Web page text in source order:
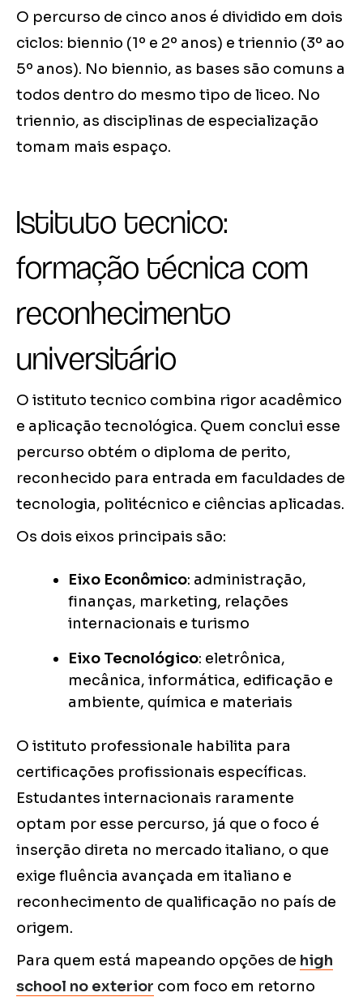
O percurso de cinco anos é dividido em dois
ciclos: biennio (1º e 2º anos) e triennio (3º ao
5º anos). No biennio, as bases são comuns a
todos dentro do mesmo tipo de liceo. No
triennio, as disciplinas de especialização
tomam mais espaço.
Istituto tecnico:
formação técnica com
reconhecimento
universitário
O istituto tecnico combina rigor acadêmico
e aplicação tecnológica. Quem conclui esse
percurso obtém o diploma de perito,
reconhecido para entrada em faculdades de
tecnologia, politécnico e ciências aplicadas.
Os dois eixos principais são:
Eixo Econômico: administração,
finanças, marketing, relações
internacionais e turismo
Eixo Tecnológico: eletrônica,
mecânica, informática, edificação e
ambiente, química e materiais
O istituto professionale habilita para
certificações profissionais específicas.
Estudantes internacionais raramente
optam por esse percurso, já que o foco é
inserção direta no mercado italiano, o que
exige fluência avançada em italiano e
reconhecimento de qualificação no país de
origem.
Para quem está mapeando opções de high
school no exterior com foco em retorno